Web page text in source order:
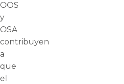
OOS
y
OSA
contribuyen
a
que
el